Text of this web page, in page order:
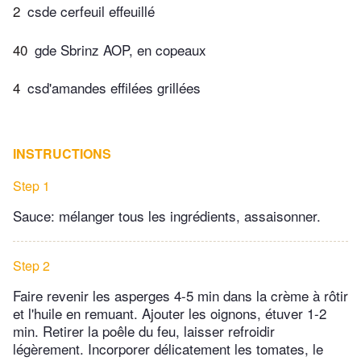
2 csde cerfeuil effeuillé
40 gde Sbrinz AOP, en copeaux
4 csd'amandes effilées grillées
INSTRUCTIONS
Step 1
Sauce: mélanger tous les ingrédients, assaisonner.
Step 2
Faire revenir les asperges 4-5 min dans la crème à rôtir
et l'huile en remuant. Ajouter les oignons, étuver 1-2
min. Retirer la poêle du feu, laisser refroidir
légèrement. Incorporer délicatement les tomates, le